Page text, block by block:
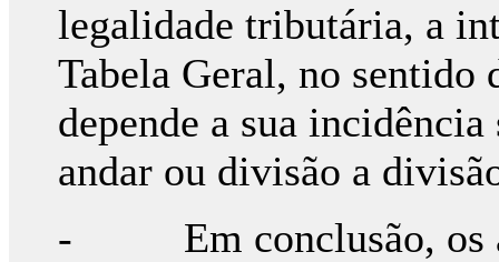
legalidade tributária, a
Tabela Geral, no
depende a sua
andar ou divisão a
- Em conclusão, os